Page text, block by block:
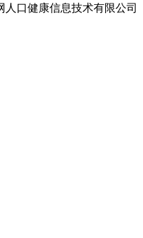
人口健康信息技术有限公司